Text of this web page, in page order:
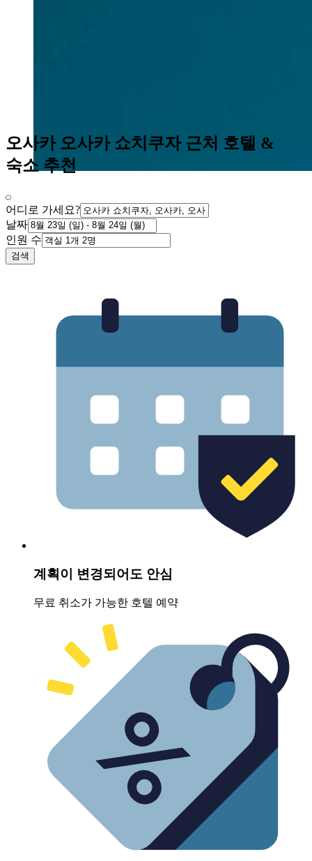
오사카 오사카 쇼치쿠자 근처 호텔 &
숙소 추천
어디로 가세요?
날짜
인원 수
검색
계획이 변경되어도 안심
무료 취소가 가능한 호텔 예약